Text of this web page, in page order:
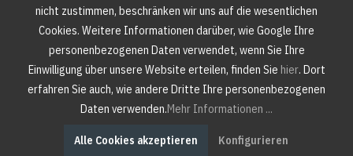
nicht zustimmen, beschränken wir uns auf die wesentlichen
Cookies. Weitere Informationen darüber, wie Google Ihre
personenbezogenen Daten verwendet, wenn Sie Ihre
Einwilligung über unsere Website erteilen, finden Sie hier. Dort
erfahren Sie auch, wie andere Dritte Ihre personenbezogenen
Daten verwenden.Mehr Informationen ...
Alle Cookies akzeptieren Konfigurieren